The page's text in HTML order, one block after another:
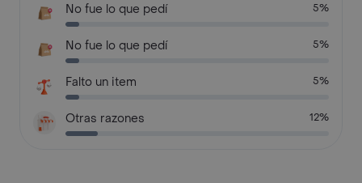
No fue lo que pedí 5%
No fue lo que pedí 5%
Falto un item 5%
Otras razones 12%